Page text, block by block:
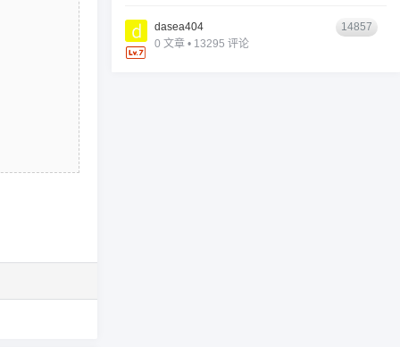
dasea404
0 文章 • 13295 评论
14857